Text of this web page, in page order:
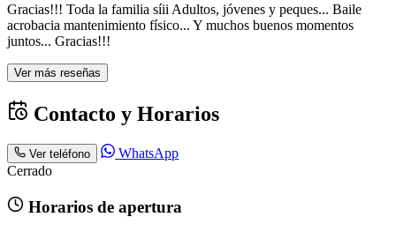
Gracias!!! Toda la familia síii Adultos, jóvenes y peques... Baile
acrobacia mantenimiento físico... Y muchos buenos momentos
juntos... Gracias!!!
Ver más reseñas
Contacto y Horarios
Ver teléfono
WhatsApp
Cerrado
Horarios de apertura